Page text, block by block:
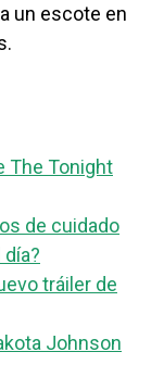
un escote en
The Tonight
de cuidado
tráiler de
Johnson